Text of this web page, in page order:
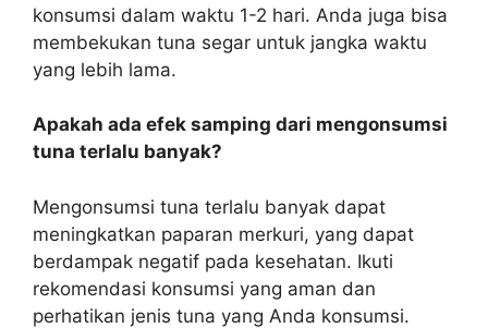
konsumsi dalam waktu 1-2 hari. Anda juga bisa
membekukan tuna segar untuk jangka waktu
yang lebih lama.
Apakah ada efek samping dari mengonsumsi
tuna terlalu banyak?
Mengonsumsi tuna terlalu banyak dapat
meningkatkan paparan merkuri, yang dapat
berdampak negatif pada kesehatan. Ikuti
rekomendasi konsumsi yang aman dan
perhatikan jenis tuna yang Anda konsumsi.